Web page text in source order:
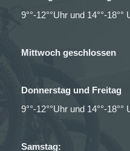
9°°-12°°Uhr und 14°°-18°°
Mittwoch geschlossen
Donnerstag und Freitag
9°°-12°°Uhr und 14°°-18°°
Samstag: